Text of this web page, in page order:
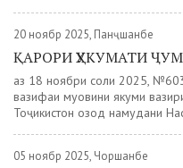
20 ноябр 2025, Панҷшанбе
ҚАРОРИ ҲУКУМАТИ
аз 18 ноябри соли 2025,
вазифаи муовини якуми
Тоҷикистон озод намудани
05 ноябр 2025, Чоршанбе